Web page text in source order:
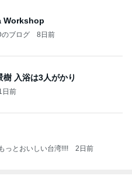
Workshop
ブログ 8日前
入浴は3人がかり
日前
っとおいしい台湾!!!! 2日前